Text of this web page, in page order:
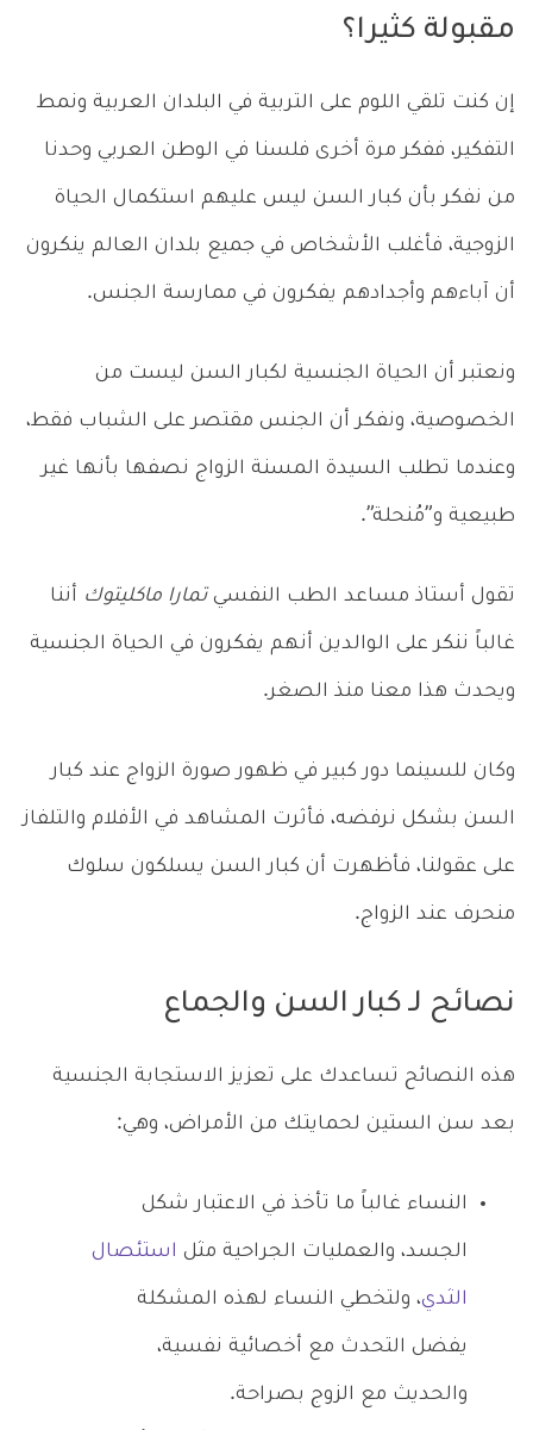
مقبولة كثيرا؟
إن كنت تلقي اللوم على التربية في البلدان العربية ونمط
التفكير، ففكر مرة أخرى فلسنا في الوطن العربي وحدنا
من نفكر بأن كبار السن ليس عليهم استكمال الحياة
الزوجية، فأغلب الأشخاص في جميع بلدان العالم ينكرون
أن آباءهم وأجدادهم يفكرون في ممارسة الجنس.
ونعتبر أن الحياة الجنسية لكبار السن ليست من
الخصوصية، ونفكر أن الجنس مقتصر على الشباب فقط،
وعندما تطلب السيدة المسنة الزواج نصفها بأنها غير
طبيعية و”مُنحلة”.
تقول أستاذ مساعد الطب النفسيتمارا ماكليتوك أننا
غالباً ننكر على الوالدين أنهم يفكرون في الحياة الجنسية
ويحدث هذا معنا منذ الصغر.
وكان للسينما دور كبير في ظهور صورة الزواج عند كبار
السن بشكل نرفضه، فأثرت المشاهد في الأفلام والتلفاز
على عقولنا، فأظهرت أن كبار السن يسلكون سلوك
منحرف عند الزواج.
نصائح لـ كبار السن والجماع
هذه النصائح تساعدك على تعزيز الاستجابة الجنسية
بعد سن الستين لحمايتك من الأمراض، وهي:
النساء غالباً ما تأخذ في الاعتبار شكل
الجسد، والعمليات الجراحية مثل استئصال
الثدي، ولتخطي النساء لهذه المشكلة
يفضل التحدث مع أخصائية نفسية،
والحديث مع الزوج بصراحة.